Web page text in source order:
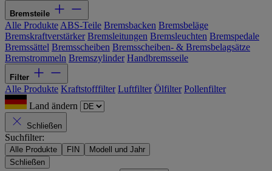
Bremsteile
Alle Produkte ABS-Teile Bremsbacken Bremsbeläge
Bremskraftverstärker Bremsleitungen Bremsleuchten Bremspedale
Bremssättel Bremsscheiben Bremsscheiben- & Bremsbelagsätze
Bremstrommeln Bremszylinder Handbremsseile
Filter
Alle Produkte Kraftstofffilter Luftfilter Ölfilter Pollenfilter
Land ändern
Schließen
Suchfilter:
Alle Produkte FIN
Modell und Jahr
Schließen